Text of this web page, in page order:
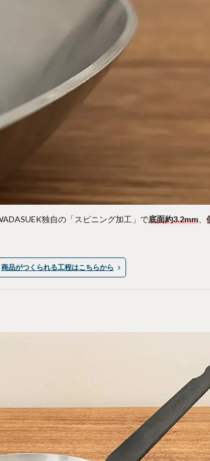
独自の「スピニング加工」で底面約3.2mm
商品がつくられる工程はこちらから